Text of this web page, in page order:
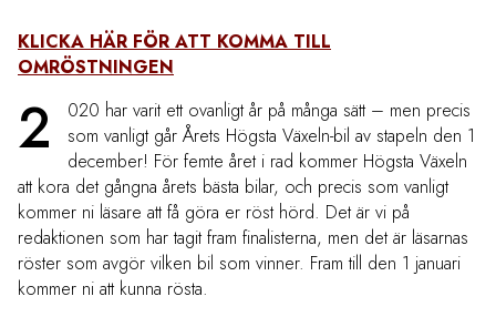
KLICKA HÄR FÖR ATT KOMMA TILL
OMRÖSTNINGEN
2
020 har varit ett ovanligt år på många sätt – men precis
som vanligt går Årets Högsta Växeln-bil av stapeln den 1
december! För femte året i rad kommer Högsta Växeln
att kora det gångna årets bästa bilar, och precis som vanligt
kommer ni läsare att få göra er röst hörd. Det är vi på
redaktionen som har tagit fram finalisterna, men det är läsarnas
röster som avgör vilken bil som vinner. Fram till den 1 januari
kommer ni att kunna rösta.